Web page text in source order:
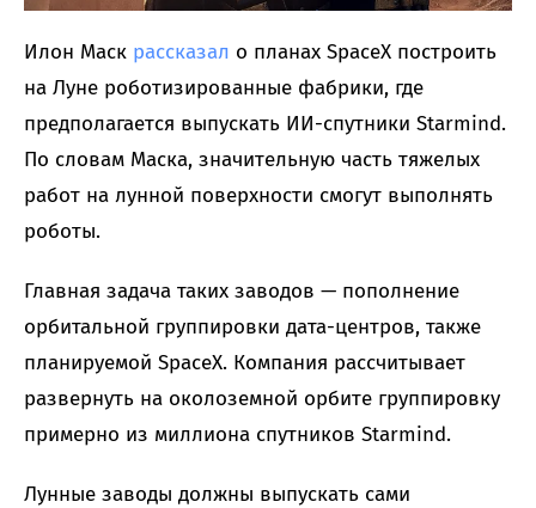
Илон Маск рассказал о планах SpaceX построить
на Луне роботизированные фабрики, где
предполагается выпускать ИИ-спутники Starmind.
По словам Маска, значительную часть тяжелых
работ на лунной поверхности смогут выполнять
роботы.
Главная задача таких заводов — пополнение
орбитальной группировки дата-центров, также
планируемой SpaceX. Компания рассчитывает
развернуть на околоземной орбите группировку
примерно из миллиона спутников Starmind.
Лунные заводы должны выпускать сами